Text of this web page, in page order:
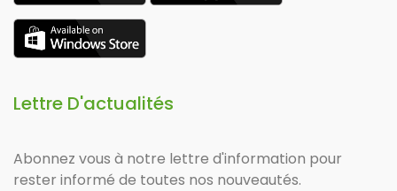
Lettre D'actualités
Abonnez vous à notre lettre d'information pour
rester informé de toutes nos nouveautés.